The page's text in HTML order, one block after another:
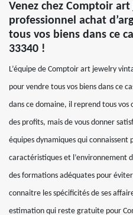
Venez chez Comptoir
professionnel achat
tous vos biens dans ce
33340 !
L’équipe de Comptoir art jewelry
pour vendre tous vos biens dans ce
dans ce domaine, il reprend tous
des profits, mais de vous donner
équipes dynamiques qui
caractéristiques et l’environnement
des formations adéquates pour
connaitre les spécificités de ses
estimation qui reste gratuite pour